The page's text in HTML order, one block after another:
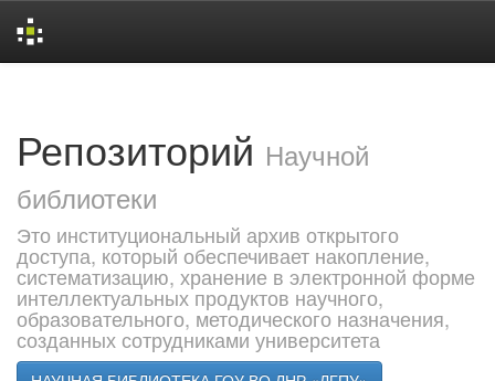
Репозиторий Научной
библиотеки
Это институциональный архив открытого
доступа, который обеспечивает накопление,
систематизацию, хранение в электронной форме
интеллектуальных продуктов научного,
образовательного, методического назначения,
созданных сотрудниками университета